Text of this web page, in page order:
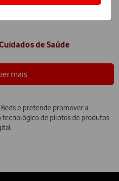
de Saúde
mais
e pretende promover a
de pilotos de produtos